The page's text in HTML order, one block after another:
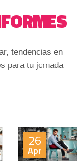
tendencias en
para tu jornada
26
Apr